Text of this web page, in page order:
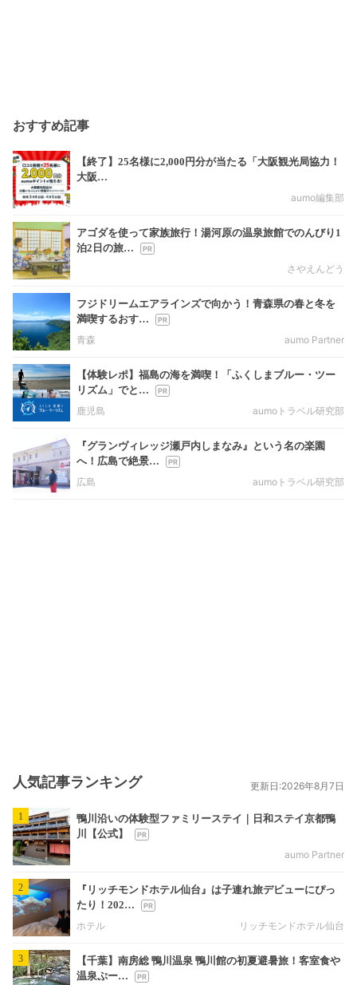
おすすめ記事
【終了】25名様に2,000円分が当たる「大阪観光局協力！
大阪…
aumo編集部
アゴダを使って家族旅行！湯河原の温泉旅館でのんびり1
泊2日の旅…
さやえんどう
フジドリームエアラインズで向かう！青森県の春と冬を
満喫するおす…
青森
aumo Partner
【体験レポ】福島の海を満喫！「ふくしまブルー・ツー
リズム」でと…
鹿児島
aumoトラベル研究部
『グランヴィレッジ瀬戸内しまなみ』という名の楽園
へ！広島で絶景…
広島
aumoトラベル研究部
人気記事ランキング 更新日:2026年8月7日
1
鴨川沿いの体験型ファミリーステイ｜日和ステイ京都鴨
川【公式】
aumo Partner
2
『リッチモンドホテル仙台』は子連れ旅デビューにぴっ
たり！202…
ホテル
リッチモンドホテル仙台
3
【千葉】南房総 鴨川温泉 鴨川館の初夏避暑旅！客室食や
温泉ぷー…